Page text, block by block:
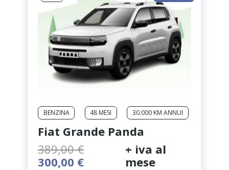
BENZINA 48 MESI 30.000 KM ANNUI
Fiat Grande Panda
389,00€
Il
300,00 €Il
+ iva al
mese